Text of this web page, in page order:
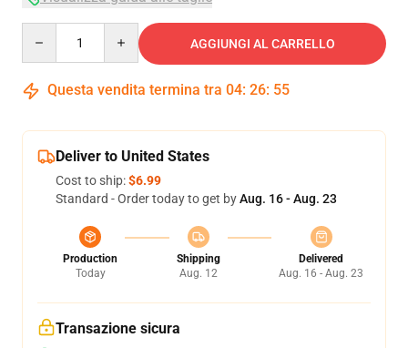
AGGIUNGI AL CARRELLO
Questa vendita termina tra 04: 26: 54
Deliver to United States
Cost to ship:$6.99
Standard - Order today to get byAug. 16 - Aug. 23
Production
Today
Shipping
Aug. 12
Delivered
Aug. 16 - Aug. 23
Transazione sicura